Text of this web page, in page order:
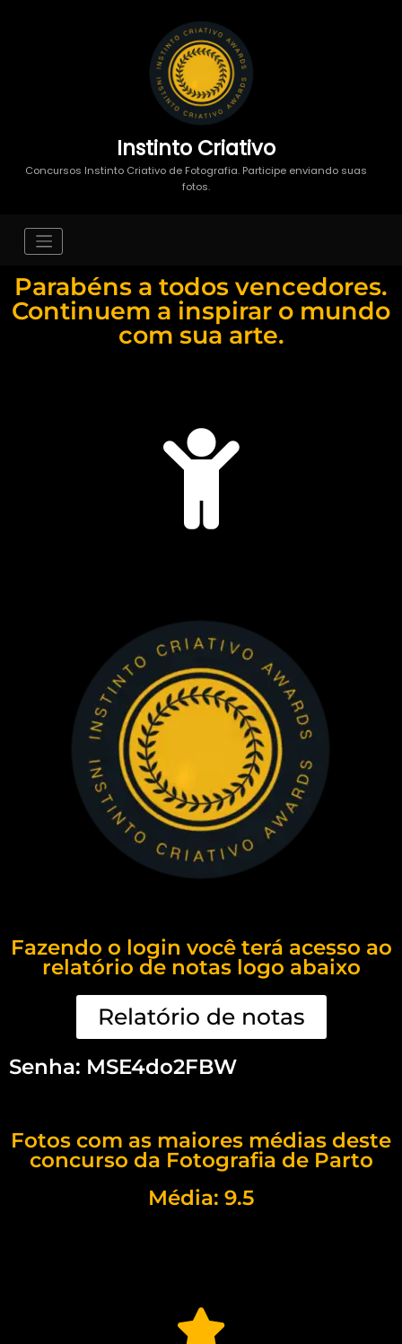
Instinto Criativo
Concursos Instinto Criativo de Fotografia. Participe enviando suas
fotos.
Parabéns a todos vencedores.
Continuem a inspirar o mundo
com sua arte.
Fazendo o login você terá acesso ao
relatório de notas logo abaixo
Relatório de notas
Senha: MSE4do2FBW
Fotos com as maiores médias deste
concurso da Fotografia de Parto
Média: 9.5